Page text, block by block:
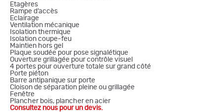
Etagères
Rampe d’accès
Eclairage
Ventilation mécanique
Isolation thermique
Isolation coupe-feu
Maintien hors gel
Plaque soudée pour pose signalétique
Ouverture grillagée pour contrôle visuel
4 portes pour ouverture totale sur grand côté
Porte piéton
Barre antipanique sur porte
Cloison de séparation pleine ou grillagée
Fenêtre
Plancher bois, plancher en acier
Consultez nous pour un devis.